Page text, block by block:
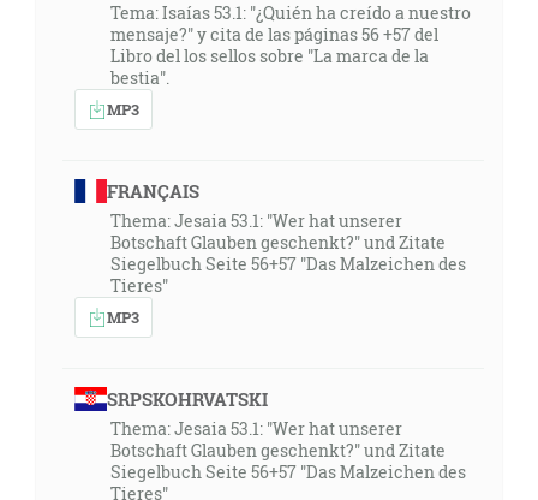
Tema: Isaías 53.1: "¿Quién ha creído a nuestro
mensaje?" y cita de las páginas 56 +57 del
Libro del los sellos sobre "La marca de la
bestia".
MP3
FRANÇAIS
Thema: Jesaia 53.1: "Wer hat unserer
Botschaft Glauben geschenkt?" und Zitate
Siegelbuch Seite 56+57 "Das Malzeichen des
Tieres"
MP3
SRPSKOHRVATSKI
Thema: Jesaia 53.1: "Wer hat unserer
Botschaft Glauben geschenkt?" und Zitate
Siegelbuch Seite 56+57 "Das Malzeichen des
Tieres"